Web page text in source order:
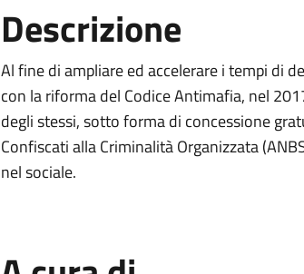
Descrizione
Al fine di ampliare ed accelerare i tempi di
con la riforma del Codice Antimafia, nel
degli stessi, sotto forma di concessione
Confiscati alla Criminalità Organizzata
nel sociale.